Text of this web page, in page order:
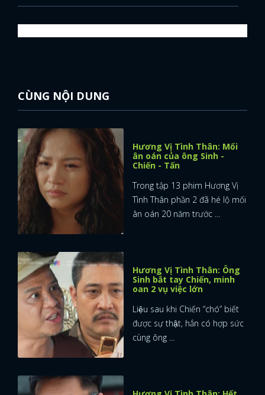
ĐĂNG NHẬP
CÙNG NỘI DUNG
Hương Vị Tình Thân: Mối
ân oán của ông Sinh -
Chiến - Tấn
Trong tập 13 phim Hương Vị
Tình Thân phần 2 đã hé lộ mối
ân oán 20 năm trước ...
Hương Vị Tình Thân: Ông
Sinh bắt tay Chiến, minh
oan 2 vụ việc lớn
Liệu sau khi Chiến “chó” biết
được sự thật, hắn có hợp sức
cùng ông ...